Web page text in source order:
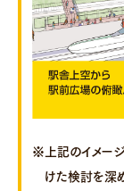
※上記のイメー
けた検討を深